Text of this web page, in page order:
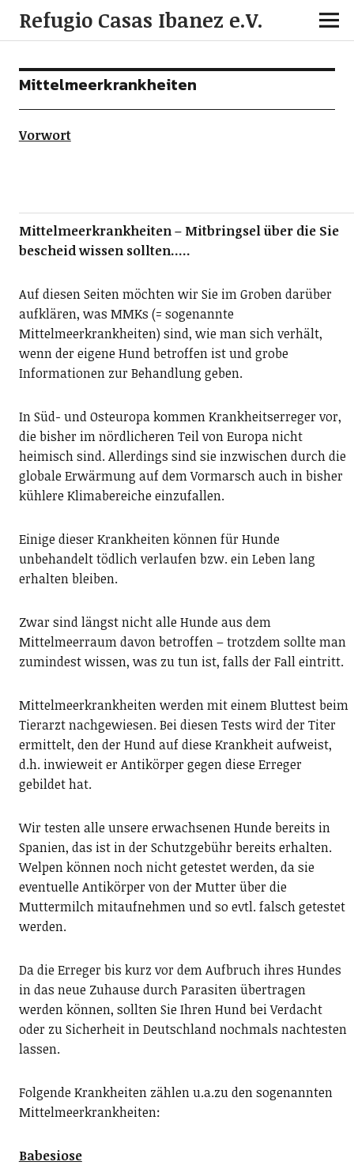
Refugio Casas Ibanez e.V.
Mittelmeerkrankheiten
Vorwort
Mittelmeerkrankheiten – Mitbringsel über die Sie
bescheid wissen sollten…..
Auf diesen Seiten möchten wir Sie im Groben darüber
aufklären, was MMKs (= sogenannte
Mittelmeerkrankheiten) sind, wie man sich verhält,
wenn der eigene Hund betroffen ist und grobe
Informationen zur Behandlung geben.
In Süd- und Osteuropa kommen Krankheitserreger vor,
die bisher im nördlicheren Teil von Europa nicht
heimisch sind. Allerdings sind sie inzwischen durch die
globale Erwärmung auf dem Vormarsch auch in bisher
kühlere Klimabereiche einzufallen.
Einige dieser Krankheiten können für Hunde
unbehandelt tödlich verlaufen bzw. ein Leben lang
erhalten bleiben.
Zwar sind längst nicht alle Hunde aus dem
Mittelmeerraum davon betroffen – trotzdem sollte man
zumindest wissen, was zu tun ist, falls der Fall eintritt.
Mittelmeerkrankheiten werden mit einem Bluttest beim
Tierarzt nachgewiesen. Bei diesen Tests wird der Titer
ermittelt, den der Hund auf diese Krankheit aufweist,
d.h. inwieweit er Antikörper gegen diese Erreger
gebildet hat.
Wir testen alle unsere erwachsenen Hunde bereits in
Spanien, das ist in der Schutzgebühr bereits erhalten.
Welpen können noch nicht getestet werden, da sie
eventuelle Antikörper von der Mutter über die
Muttermilch mitaufnehmen und so evtl. falsch getestet
werden.
Da die Erreger bis kurz vor dem Aufbruch ihres Hundes
in das neue Zuhause durch Parasiten übertragen
werden können, sollten Sie Ihren Hund bei Verdacht
oder zu Sicherheit in Deutschland nochmals nachtesten
lassen.
Folgende Krankheiten zählen u.a.zu den sogenannten
Mittelmeerkrankheiten:
Babesiose